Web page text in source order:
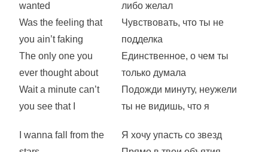
wanted
Was the feeling that
you ain’t faking
The only one you
ever thought about
Wait a minute can’t
you see that I
I wanna fall from the
либо желал
Чувствовать, что ты не
подделка
Единственное, о чем ты
только думала
Подожди минуту, неужели
ты не видишь, что я
Я хочу упасть со звезд